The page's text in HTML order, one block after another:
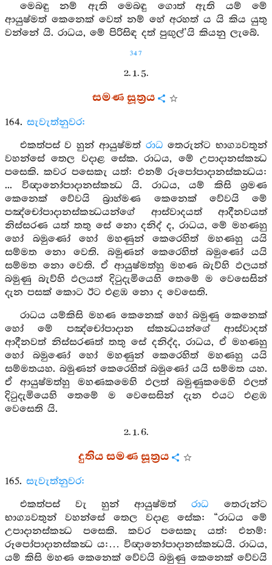
මෙබඳු නම් ඇති මෙබඳු ගොත් ඇති යම් මේ
ආයුෂ්මත් කෙනෙක් වෙත් නම් හේ අරහත් ය යි කිය යුතු
වන්නේ යි. රාධය, මේ පිරිසිඳ දත් පුඟුල්’යි කියනු ලැබේ.
347
2. 1. 5.
සමණ සූත්‍රය
164. සැවැත්නුවර:
එකත්පස් ව හුන් ආයුෂ්මත් රාධ තෙරුන්ට භාග්‍යවතුන්
වහන්සේ තෙල වදාළ සේක. රාධය, මේ උපාදානස්කන්‍ධ
පසෙකි. කවර පසෙකැ යත්: එනම් රූපෝපාදානස්කන්‍ධය:
... විඥානෝපාදානස්කන්‍ධ යි. රාධය, යම් කිසි ශ්‍රමණ
කෙනෙක් වේවයි බ්‍රාහ්මණ කෙනෙක් වේවයි මේ
පඤ්චෝපාදානස්කන්‍ධයන්ගේ ආස්වාදයත් ආදීනවයත්
නිස්සරණ යත් තතු සේ නො දනිද් ද, රාධය, මේ මහණහු
හෝ බමුණෝ හෝ මහණුන් කෙරෙහිත් මහණහු යයි
සම්මත නො වෙති. බමුණන් කෙරෙහිත් බමුණෝ යයි
සම්මත නො වෙති. ඒ ආයුෂ්මත්හු මහණ බැව්හි ඵලයත්
බමුණු බැව්හි ඵලයත් දිටුදැමියෙහි තෙමේ ම වෙසෙසින්
දැන පසක් කොට ඊට එළඹ නො ද වෙසෙති.
රාධය යම්කිසි මහණ කෙනෙක් හෝ බමුණු කෙනෙක්
හෝ මේ පඤ්චෝපාදාන ස්කන්‍ධයන්ගේ ආස්වාදත්
ආදීනවත් නිස්සරණත් තතු සේ දනිද්ද, රාධය, ඒ මහණහු
හෝ බමුණෝ හෝ මහණුන් කෙරෙහිත් මහණහු යයි
සම්මතයහ. බමුණන් කෙරෙහිත් බමුණෝ යයි සම්මත යහ.
ඒ ආයුෂ්මත්හු මහණකමෙහි ඵලත් බමුණුකමෙහි ඵලත්
දිටුදැමියෙහි තෙමේ ම වෙසෙසින් දැන එයට එළඹ
වෙසෙති යි.
2. 1. 6.
දුතිය සමණ සූත්‍රය
165. සැවැත්නුවර:
එකත්පස් වැ හුන් ආයුෂ්මත්රාධ තෙරුන්ට
භාග්‍යවතුන් වහන්සේ තෙල වදාළ සේක: “රාධය මේ
උපාදානස්කන්‍ධ පසෙකි. කවර පසෙකැ යත්: එනම්:
රූපෝපාදානස්කන්‍ධ ය:… විඥානෝපාදානස්කන්‍ධයි. රාධය,
යම් කිසි මහණ කෙනෙක් වේවයි බමුණු කෙනෙක් වේවයි